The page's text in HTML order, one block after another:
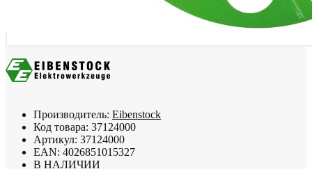
Производитель: Eibenstock
Код товара: 37124000
Артикул: 37124000
EAN: 4026851015327
В НАЛИЧИИ